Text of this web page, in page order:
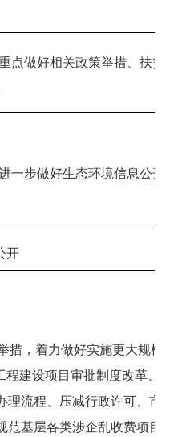
点做好相关政策举措、扶贫
一步做好生态环境信息公开
开
措，着力做好实施更大规模
程建设项目审批制度改革、
理流程、压减行政许可、市
范基层各类涉企乱收费项目